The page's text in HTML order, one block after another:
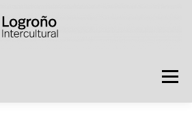
Menú